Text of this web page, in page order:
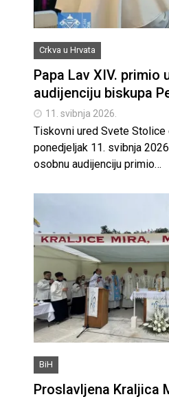
Crkva u Hrvata
Papa Lav XIV. primio
audijenciju biskupa
11. svibnja 2026.
Tiskovni ured Svete Stolice
ponedjeljak 11. svibnja
osobnu audijenciju primio…
BiH
Proslavljena Kraljica